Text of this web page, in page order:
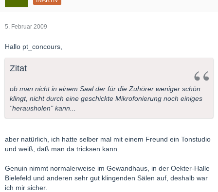
5. Februar 2009
Hallo pt_concours,
Zitat
ob man nicht in einem Saal der für die Zuhörer weniger schön
klingt, nicht durch eine geschickte Mikrofonierung noch einiges
"herausholen" kann...
aber natürlich, ich hatte selber mal mit einem Freund ein Tonstudio
und weiß, daß man da tricksen kann.
Genuin nimmt normalerweise im Gewandhaus, in der Oekter-Halle
Bielefeld und anderen sehr gut klingenden Sälen auf, deshalb war
ich mir sicher.